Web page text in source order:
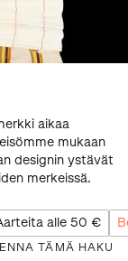
aikaa
mukaan
designin ystävät
merkeissä.
alle 50 €
TÄMÄ HAKU